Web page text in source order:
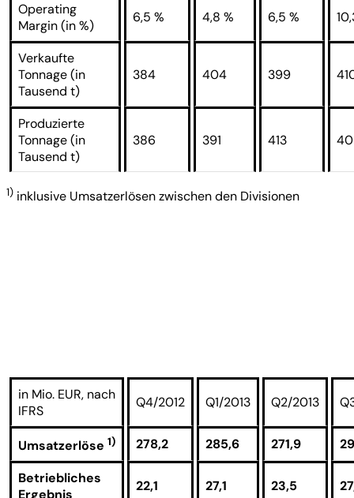
Operating
Margin (in %)
6,5 % 4,8 % 6,5 %
Verkaufte
Tonnage (in
Tausend t)
384 404 399
Produzierte
Tonnage (in
Tausend t)
386 391 413
1) inklusive Umsatzerlösen zwischen den Divisionen
in Mio. EUR, nach
IFRS
Q4/2012 Q1/2013 Q2/2013
Umsatzerlöse 1) 278,2 285,6 271,9
Betriebliches
Ergebnis
22,1 27,1 23,5